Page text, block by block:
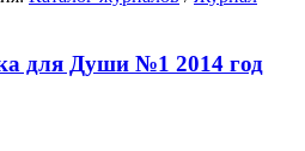
для Души №1 2014 год